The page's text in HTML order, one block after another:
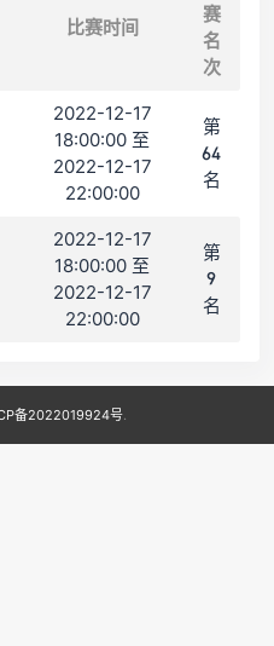
比赛时间
赛
名
次
2022-12-17
18:00:00 至
2022-12-17
22:00:00
第
64
名
2022-12-17
18:00:00 至
2022-12-17
22:00:00
第
9
名
备2022019924号